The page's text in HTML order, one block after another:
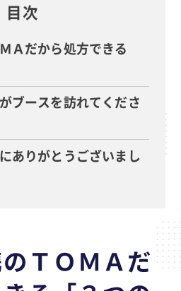
目次
Ａだから処方できる
ブースを訪れてくださ
ありがとうございまし
ＴＯＭＡだ